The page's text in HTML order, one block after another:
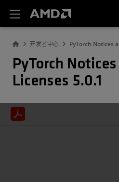
开发者中心 PyTorch Notices
PyTorch
Licenses 5.0.1